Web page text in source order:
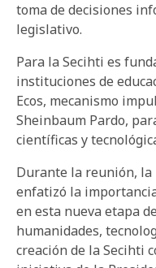
toma de decisiones
legislativo.
Para la Secihti es
instituciones de
Ecos, mecanismo
Sheinbaum Pardo,
científicas y
Durante la reunión, la
enfatizó la
en esta nueva etapa
humanidades,
creación de la Secihti